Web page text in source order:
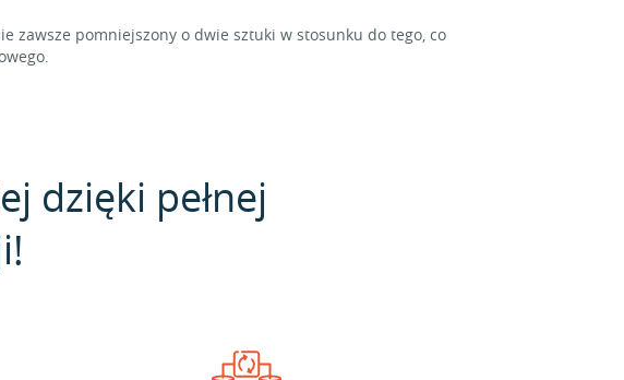
zawsze pomniejszony o dwie sztuki w stosunku do tego, co
dzięki pełnej